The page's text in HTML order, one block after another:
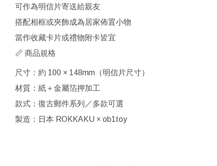
可作為明信片寄送給親友
搭配相框或夾飾成為居家佈置小物
當作收藏卡片或禮物附卡皆宜
📏 商品規格
尺寸：約 100 × 148mm（明信片尺寸）
材質：紙＋金屬箔押加工
款式：復古郵件系列／多款可選
製造：日本 ROKKAKU × ob1toy